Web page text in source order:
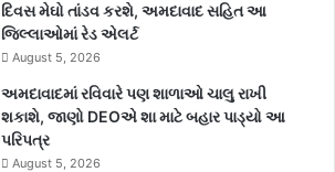
દિવસ મેઘો તાંડવ કરશે, અમદાવાદ સહિત આ
જિલ્લાઓમાં રેડ એલર્ટ
August 5, 2026
અમદાવાદમાં રવિવારે પણ શાળાઓ ચાલુ રાખી
શકાશે, જાણો DEOએ શા માટે બહાર પાડ્યો આ
પરિપત્ર
August 5, 2026